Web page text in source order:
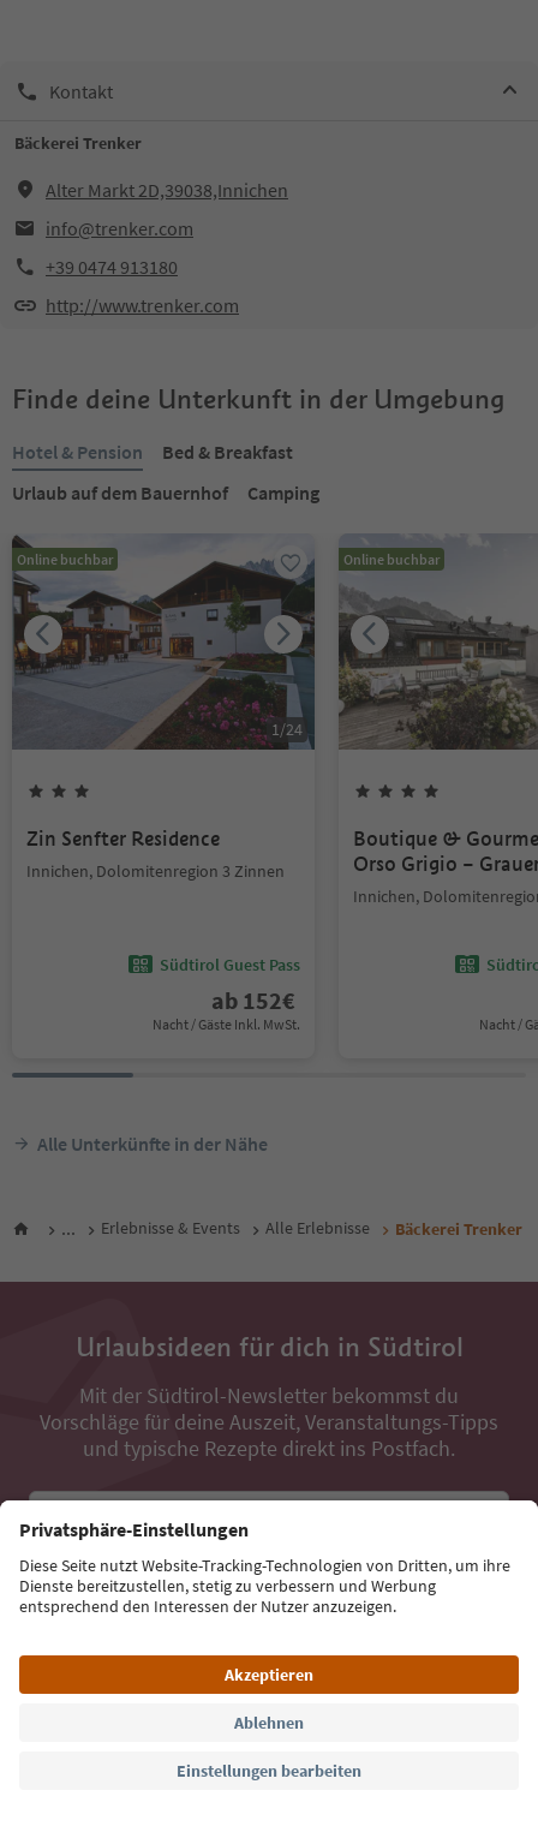
Kontakt
Bäckerei Trenker
Alter Markt 2D,39038,Innichen
info@trenker.com
+39 0474 913180
http://www.trenker.com
Finde deine Unterkunft in der Umgebung
Hotel & Pension
Bed & Breakfast
Urlaub auf dem Bauernhof
Camping
Online buchbar
1/24
Zin Senfter Residence
Innichen, Dolomitenregion 3 Zinnen
Südtirol Guest Pass
ab 152€
Nacht / Gäste Inkl. MwSt.
Online buchbar
Boutique &
Orso Grigio –
Innichen,
Nacht /
Alle Unterkünfte in der Nähe
... Erlebnisse & Events Alle Erlebnisse Bäckerei Trenker
Urlaubsideen für dich in Südtirol
Mit der Südtirol-Newsletter bekommst du
Vorschläge für deine Auszeit, Veranstaltungs-Tipps
und typische Rezepte direkt ins Postfach.
E-Mail Adresse
Jetzt anmelden